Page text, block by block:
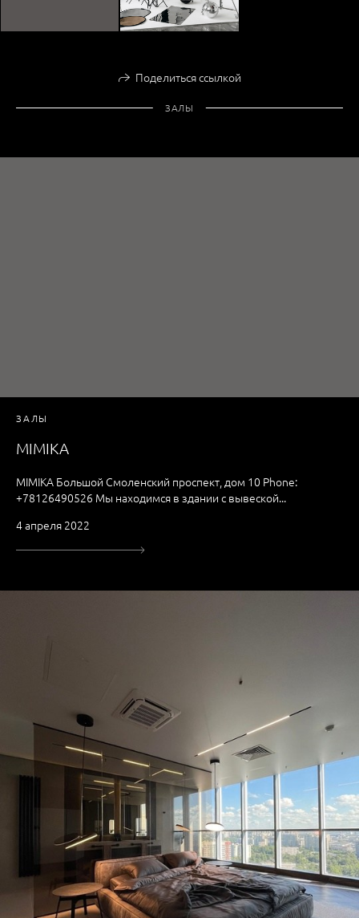
Поделиться ссылкой
ЗАЛЫ
ЗАЛЫ
MIMIKA
MIMIKA Большой Смоленский проспект, дом 10 Phone:
+78126490526 Мы находимся в здании с вывеской...
4 апреля 2022